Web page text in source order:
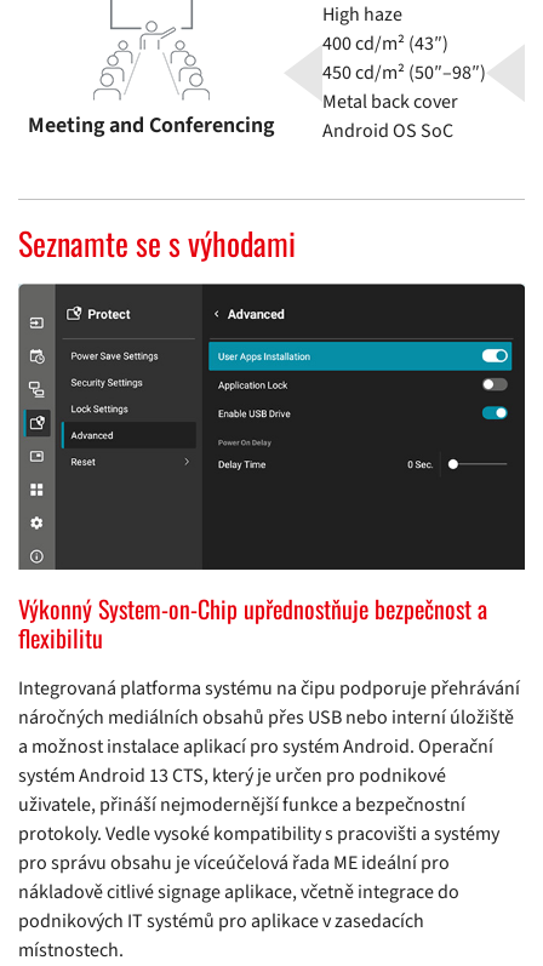
Meeting and Conferencing
High haze
400 cd/m² (43″)
450 cd/m² (50″–98″)
Metal back cover
Android OS SoC
Seznamte se s výhodami
Výkonný System-on-Chip upřednostňuje bezpečnost a
flexibilitu
Integrovaná platforma systému na čipu podporuje přehrávání
náročných mediálních obsahů přes USB nebo interní úložiště
a možnost instalace aplikací pro systém Android. Operační
systém Android 13 CTS, který je určen pro podnikové
uživatele, přináší nejmodernější funkce a bezpečnostní
protokoly. Vedle vysoké kompatibility s pracovišti a systémy
pro správu obsahu je víceúčelová řada ME ideální pro
nákladově citlivé signage aplikace, včetně integrace do
podnikových IT systémů pro aplikace v zasedacích
místnostech.